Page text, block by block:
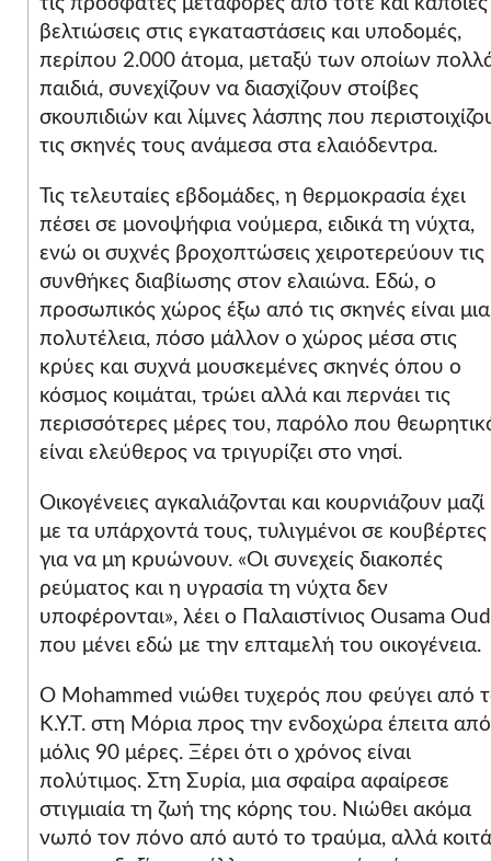
βελτιώσεις στις εγκαταστάσεις και υποδομές,
περίπου 2.000 άτομα, μεταξύ των οποίων
παιδιά, συνεχίζουν να διασχίζουν στοίβες
σκουπιδιών και λίμνες λάσπης που
τις σκηνές τους ανάμεσα στα ελαιόδεντρα.
Τις τελευταίες εβδομάδες, η θερμοκρασία έχει
πέσει σε μονοψήφια νούμερα, ειδικά τη νύχτα,
ενώ οι συχνές βροχοπτώσεις χειροτερεύουν τις
συνθήκες διαβίωσης στον ελαιώνα. Εδώ, ο
προσωπικός χώρος έξω από τις σκηνές είναι μια
πολυτέλεια, πόσο μάλλον ο χώρος μέσα στις
κρύες και συχνά μουσκεμένες σκηνές όπου ο
κόσμος κοιμάται, τρώει αλλά και περνάει τις
περισσότερες μέρες του, παρόλο που
είναι ελεύθερος να τριγυρίζει στο νησί.
Οικογένειες αγκαλιάζονται και κουρνιάζουν μαζί
με τα υπάρχοντά τους, τυλιγμένοι σε κουβέρτες
για να μη κρυώνουν. «Οι συνεχείς διακοπές
ρεύματος και η υγρασία τη νύχτα δεν
υποφέρονται», λέει ο Παλαιστίνιος Ousama
που μένει εδώ με την επταμελή του οικογένεια.
Ο Mohammed νιώθει τυχερός που φεύγει από
Κ.Υ.Τ. στη Μόρια προς την ενδοχώρα έπειτα από
μόλις 90 μέρες. Ξέρει ότι ο χρόνος είναι
πολύτιμος. Στη Συρία, μια σφαίρα αφαίρεσε
στιγμιαία τη ζωή της κόρης του. Νιώθει ακόμα
νωπό τον πόνο από αυτό το τραύμα, αλλά